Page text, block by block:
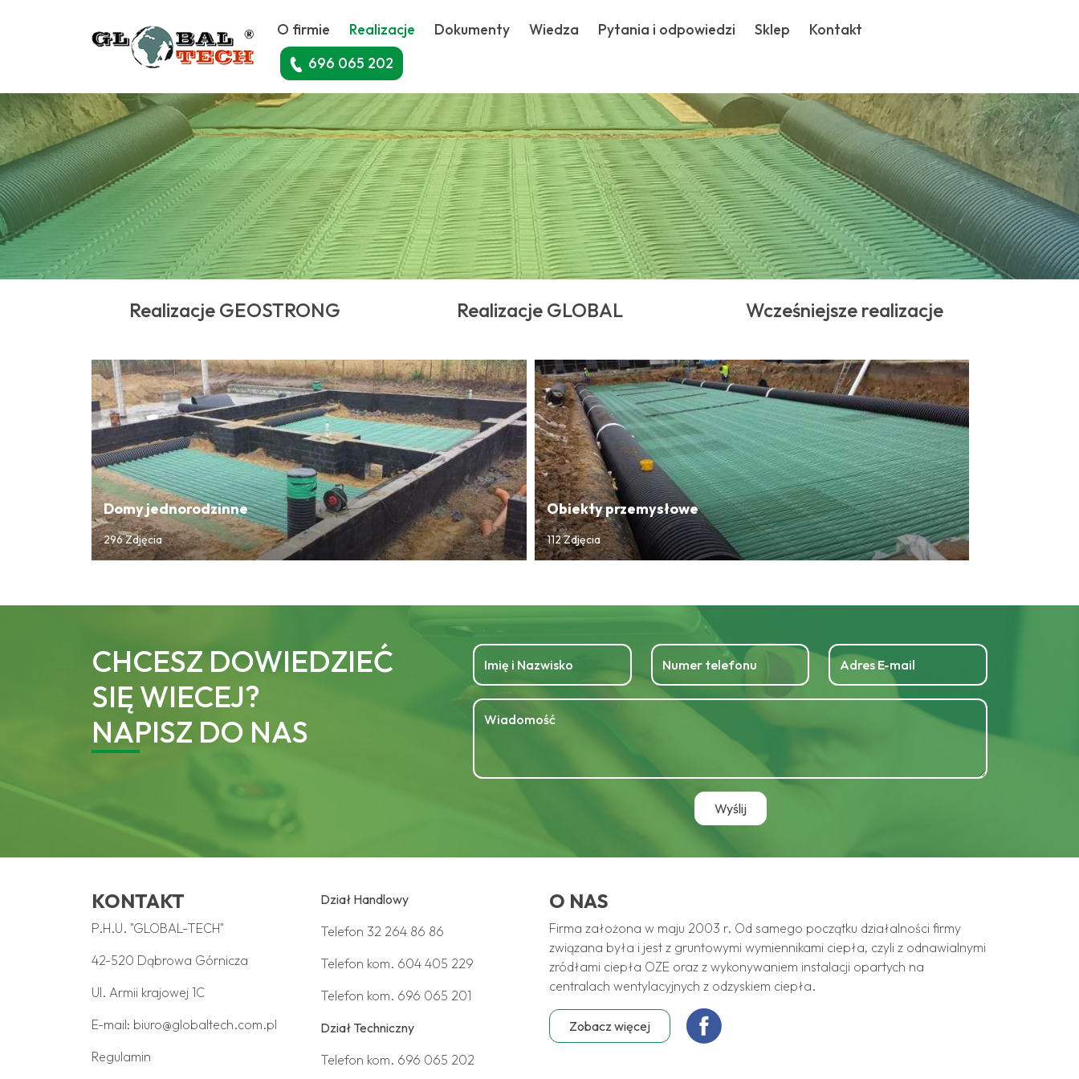
O firmie Realizacje Dokumenty Wiedza Pytania i odpowiedzi Sklep
Kontakt
696 065 202
Realizacje GEOSTRONG Realizacje GLOBAL Wcześniejsze realizacje
Domy jednorodzinne
296 Zdjęcia
Obiekty przemysłowe
112 Zdjęcia
CHCESZ DOWIEDZIEĆ
SIĘ WIECEJ?
NAPISZ DO NAS
KONTAKT
P.H.U. "GLOBAL-TECH"
42-520 Dąbrowa Górnicza
Ul. Armii krajowej 1C
E-mail: biuro@globaltech.com.pl
Regulamin
Dział Handlowy
Telefon 32 264 86 86
Telefon kom. 604 405 229
Telefon kom. 696 065 201
Dział Techniczny
Telefon kom. 696 065 202
O NAS
Firma założona w maju 2003 r. Od samego początku działalności firmy
związana była i jest z gruntowymi wymiennikami ciepła, czyli z odnawialnymi
zródłami ciepła OZE oraz z wykonywaniem instalacji opartych na
centralach wentylacyjnych z odzyskiem ciepła.
Zobacz więcej